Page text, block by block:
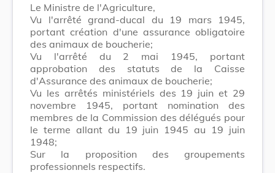
Le Ministre de l'Agriculture,
Vu l'arrêté grand-ducal du 19 mars 1945,
portant création d'une assurance obligatoire
des animaux de boucherie;
Vu l'arrêté du 2 mai 1945, portant
approbation des statuts de la Caisse
d'Assurance des animaux de boucherie;
Vu les arrêtés ministériels des 19 juin et 29
novembre 1945, portant nomination des
membres de la Commission des délégués pour
le terme allant du 19 juin 1945 au 19 juin
1948;
Sur la proposition des groupements
professionnels respectifs.